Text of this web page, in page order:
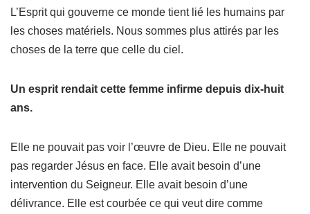
L’Esprit qui gouverne ce monde tient lié les humains par
les choses matériels. Nous sommes plus attirés par les
choses de la terre que celle du ciel.
Un esprit rendait cette femme infirme depuis dix-huit
ans.
Elle ne pouvait pas voir l’œuvre de Dieu. Elle ne pouvait
pas regarder Jésus en face. Elle avait besoin d’une
intervention du Seigneur. Elle avait besoin d’une
délivrance. Elle est courbée ce qui veut dire comme